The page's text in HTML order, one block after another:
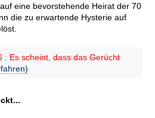
eine bevorstehende Heirat der 70
die zu erwartende Hysterie auf
: Es scheint, dass das Gerücht